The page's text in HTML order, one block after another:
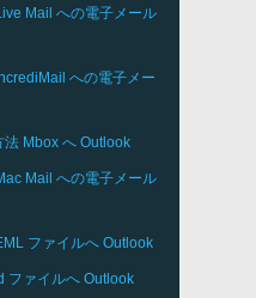
Mail への電子メール
への電子メー
法 Mbox へ Outlook
Mail への電子メール
ファイルへ Outlook
ファイルへ Outlook